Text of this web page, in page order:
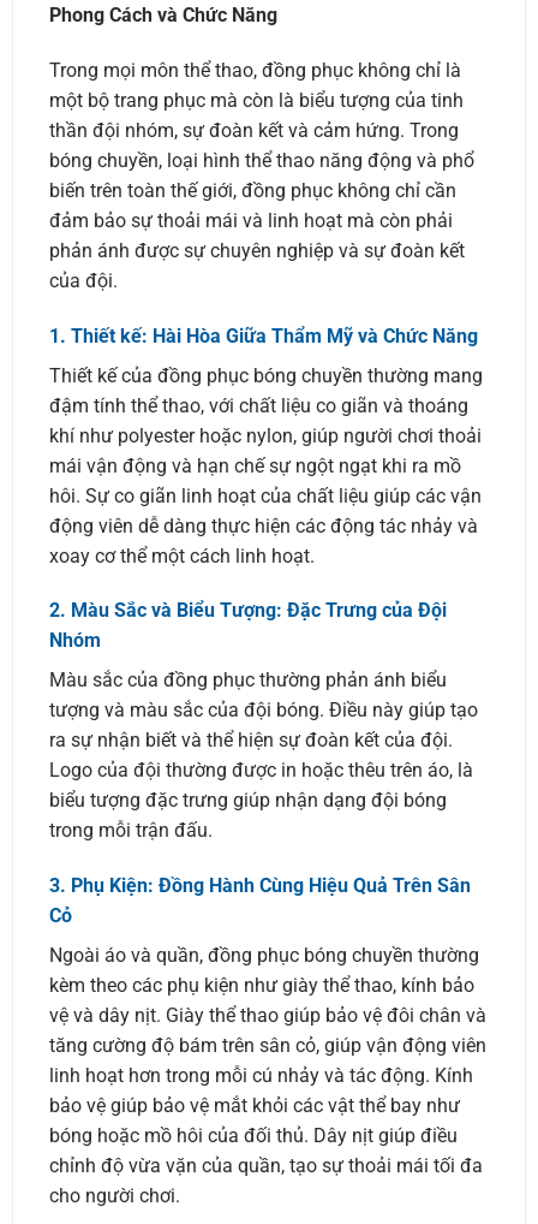
Phong Cách và Chức Năng
Trong mọi môn thể thao, đồng phục không chỉ là
một bộ trang phục mà còn là biểu tượng của tinh
thần đội nhóm, sự đoàn kết và cảm hứng. Trong
bóng chuyền, loại hình thể thao năng động và phổ
biến trên toàn thế giới, đồng phục không chỉ cần
đảm bảo sự thoải mái và linh hoạt mà còn phải
phản ánh được sự chuyên nghiệp và sự đoàn kết
của đội.
1. Thiết kế: Hài Hòa Giữa Thẩm Mỹ và Chức Năng
Thiết kế của đồng phục bóng chuyền thường mang
đậm tính thể thao, với chất liệu co giãn và thoáng
khí như polyester hoặc nylon, giúp người chơi thoải
mái vận động và hạn chế sự ngột ngạt khi ra mồ
hôi. Sự co giãn linh hoạt của chất liệu giúp các vận
động viên dễ dàng thực hiện các động tác nhảy và
xoay cơ thể một cách linh hoạt.
2. Màu Sắc và Biểu Tượng: Đặc Trưng của Đội
Nhóm
Màu sắc của đồng phục thường phản ánh biểu
tượng và màu sắc của đội bóng. Điều này giúp tạo
ra sự nhận biết và thể hiện sự đoàn kết của đội.
Logo của đội thường được in hoặc thêu trên áo, là
biểu tượng đặc trưng giúp nhận dạng đội bóng
trong mỗi trận đấu.
3. Phụ Kiện: Đồng Hành Cùng Hiệu Quả Trên Sân
Cỏ
Ngoài áo và quần, đồng phục bóng chuyền thường
kèm theo các phụ kiện như giày thể thao, kính bảo
vệ và dây nịt. Giày thể thao giúp bảo vệ đôi chân và
tăng cường độ bám trên sân cỏ, giúp vận động viên
linh hoạt hơn trong mỗi cú nhảy và tác động. Kính
bảo vệ giúp bảo vệ mắt khỏi các vật thể bay như
bóng hoặc mồ hôi của đối thủ. Dây nịt giúp điều
chỉnh độ vừa vặn của quần, tạo sự thoải mái tối đa
cho người chơi.